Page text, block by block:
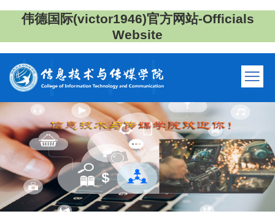
伟德国际(victor1946)官方网站-Officials
Website